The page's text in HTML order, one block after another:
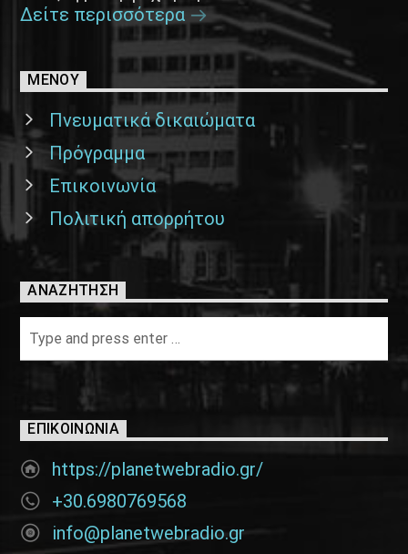
Δείτε περισσότερα
ΜΕΝΟΥ
Πνευματικά δικαιώματα
Πρόγραμμα
Επικοινωνία
Πολιτική απορρήτου
ΑΝΑΖΉΤΗΣΗ
ΕΠΙΚΟΙΝΩΝΊΑ
https://planetwebradio.gr/
+30.6980769568
info@planetwebradio.gr